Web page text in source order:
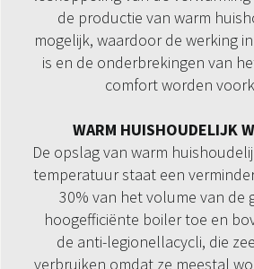
de productie van warm
mogelijk, waardoor de werking
is en de onderbrekingen van
comfort worden
WARM HUISHOUDELIJK
De opslag van warm
temperatuur staat een
30% van het volume van de
hoogefficiënte boiler toe en
de anti-legionellacycli, die
verbruiken omdat ze meestal